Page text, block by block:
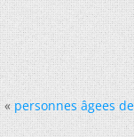
« personnes âgees